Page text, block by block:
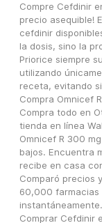
Compre Cefdinir
precio asequible!
cefdinir
la dosis, sino la
Priorice siempre
utilizando
receta, evitando
Compra Omnicef
Compra todo en
tienda en línea
Omnicef R 300
bajos. Encuentra
recibe en casa
Comparó precios
60,000 farmacias
instantáneamente.
Comprar Cefdinir